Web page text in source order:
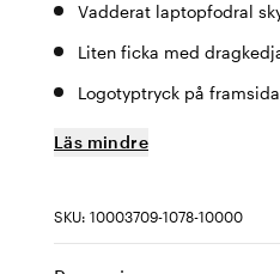
Vadderat laptopfodral
Liten ficka med
Logotyptryck på
Läs mindre
SKU: 10003709-1078-10000